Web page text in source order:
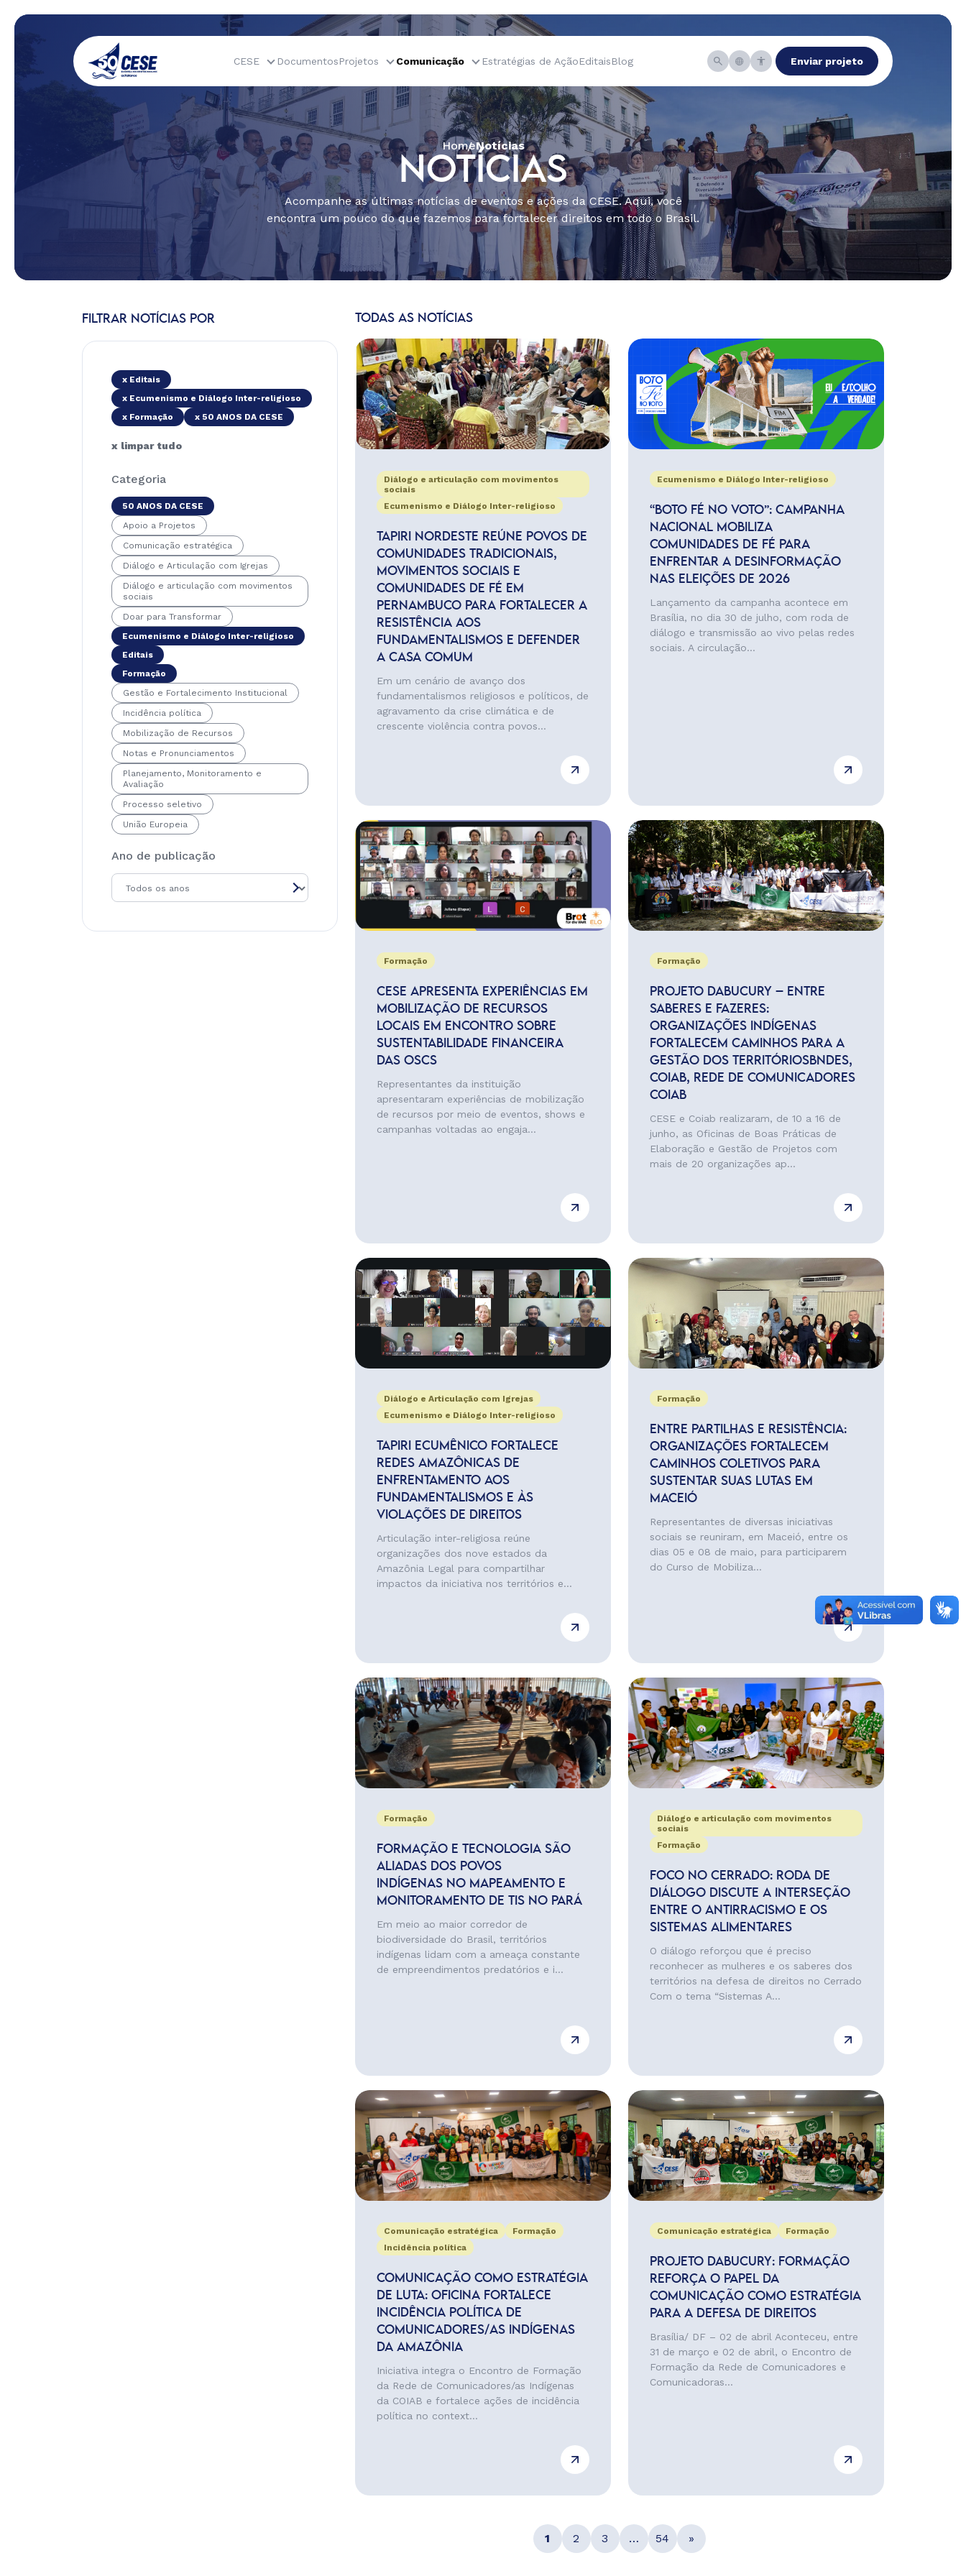
CESE DocumentosProjetos Comunicação Estratégias de AçãoEditaisBlog Enviar projeto
HomeNotícias
NOTÍCIAS
Acompanhe as últimas notícias de eventos e ações da CESE. Aqui, você
encontra um pouco do que fazemos para fortalecer direitos em todo o Brasil.
FILTRAR NOTÍCIAS POR
x Editais
x Ecumenismo e Diálogo Inter-religioso
x Formação
x 50 ANOS DA CESE
x limpar tudo
Categoria
50 ANOS DA CESE
Apoio a Projetos
Comunicação estratégica
Diálogo e Articulação com Igrejas
Diálogo e articulação com movimentos
sociais
Doar para Transformar
Ecumenismo e Diálogo Inter-religioso
Editais
Formação
Gestão e Fortalecimento Institucional
Incidência política
Mobilização de Recursos
Notas e Pronunciamentos
Planejamento, Monitoramento e
Avaliação
Processo seletivo
União Europeia
Ano de publicação
TODAS AS NOTÍCIAS
Diálogo e articulação com movimentos
sociais
Ecumenismo e Diálogo Inter-religioso
TAPIRI NORDESTE REÚNE POVOS DE
COMUNIDADES TRADICIONAIS,
MOVIMENTOS SOCIAIS E
COMUNIDADES DE FÉ EM
PERNAMBUCO PARA FORTALECER A
RESISTÊNCIA AOS
FUNDAMENTALISMOS E DEFENDER
A CASA COMUM
Em um cenário de avanço dos
fundamentalismos religiosos e políticos, de
agravamento da crise climática e de
crescente violência contra povos...
Ecumenismo e Diálogo Inter-religioso
“BOTO FÉ NO VOTO”: CAMPANHA
NACIONAL MOBILIZA
COMUNIDADES DE FÉ PARA
ENFRENTAR A DESINFORMAÇÃO
NAS ELEIÇÕES DE 2026
Lançamento da campanha acontece em
Brasília, no dia 30 de julho, com roda de
diálogo e transmissão ao vivo pelas redes
sociais. A circulação...
Formação
CESE APRESENTA EXPERIÊNCIAS EM
MOBILIZAÇÃO DE RECURSOS
LOCAIS EM ENCONTRO SOBRE
SUSTENTABILIDADE FINANCEIRA
DAS OSCS
Representantes da instituição
apresentaram experiências de mobilização
de recursos por meio de eventos, shows e
campanhas voltadas ao engaja...
Formação
PROJETO DABUCURY – ENTRE
SABERES E FAZERES:
ORGANIZAÇÕES INDÍGENAS
FORTALECEM CAMINHOS PARA A
GESTÃO DOS TERRITÓRIOSBNDES,
COIAB, REDE DE COMUNICADORES
COIAB
CESE e Coiab realizaram, de 10 a 16 de
junho, as Oficinas de Boas Práticas de
Elaboração e Gestão de Projetos com
mais de 20 organizações ap...
Diálogo e Articulação com Igrejas
Ecumenismo e Diálogo Inter-religioso
TAPIRI ECUMÊNICO FORTALECE
REDES AMAZÔNICAS DE
ENFRENTAMENTO AOS
FUNDAMENTALISMOS E ÀS
VIOLAÇÕES DE DIREITOS
Articulação inter-religiosa reúne
organizações dos nove estados da
Amazônia Legal para compartilhar
impactos da iniciativa nos territórios e...
Formação
ENTRE PARTILHAS E RESISTÊNCIA:
ORGANIZAÇÕES FORTALECEM
CAMINHOS COLETIVOS PARA
SUSTENTAR SUAS LUTAS EM
MACEIÓ
Representantes de diversas iniciativas
sociais se reuniram, em Maceió, entre os
dias 05 e 08 de maio, para participarem
do Curso de Mobiliza...
Formação
FORMAÇÃO E TECNOLOGIA SÃO
ALIADAS DOS POVOS
INDÍGENAS NO MAPEAMENTO E
MONITORAMENTO DE TIS NO PARÁ
Em meio ao maior corredor de
biodiversidade do Brasil, territórios
indígenas lidam com a ameaça constante
de empreendimentos predatórios e i...
Diálogo e articulação com movimentos
sociais
Formação
FOCO NO CERRADO: RODA DE
DIÁLOGO DISCUTE A INTERSEÇÃO
ENTRE O ANTIRRACISMO E OS
SISTEMAS ALIMENTARES
O diálogo reforçou que é preciso
reconhecer as mulheres e os saberes dos
territórios na defesa de direitos no Cerrado
Com o tema “Sistemas A...
Comunicação estratégica
Formação
Incidência política
COMUNICAÇÃO COMO ESTRATÉGIA
DE LUTA: OFICINA FORTALECE
INCIDÊNCIA POLÍTICA DE
COMUNICADORES/AS INDÍGENAS
DA AMAZÔNIA
Iniciativa integra o Encontro de Formação
da Rede de Comunicadores/as Indígenas
da COIAB e fortalece ações de incidência
política no context...
Comunicação estratégica Formação
PROJETO DABUCURY: FORMAÇÃO
REFORÇA O PAPEL DA
COMUNICAÇÃO COMO ESTRATÉGIA
PARA A DEFESA DE DIREITOS
Brasília/ DF – 02 de abril Aconteceu, entre
31 de março e 02 de abril, o Encontro de
Formação da Rede de Comunicadores e
Comunicadoras...
1 2 3 … 54 »